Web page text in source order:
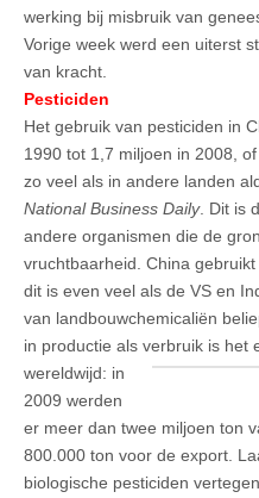
werking bij misbruik van
Vorige week werd een uiterst
van kracht.
Pesticiden
Het gebruik van pesticiden in
1990 tot 1,7 miljoen in 2008,
zo veel als in andere landen
National Business Daily. Dit is
andere organismen die de
vruchtbaarheid. China
dit is even veel als de VS en
van landbouwchemicaliën
in productie als verbruik is het
wereldwijd: in
2009 werden
er meer dan twee miljoen ton
800.000 ton voor de export.
biologische pesticiden